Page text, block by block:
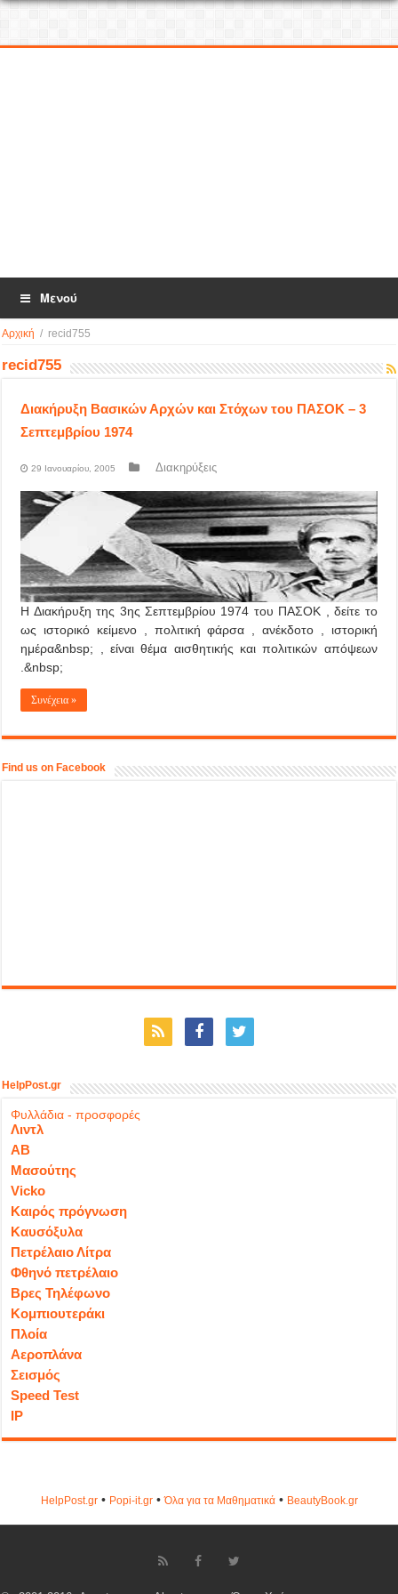
Μενού
Αρχική / recid755
recid755
Διακήρυξη Βασικών Αρχών και Στόχων του ΠΑΣΟΚ – 3
Σεπτεμβρίου 1974
29 Ιανουαρίου, 2005 Διακηρύξεις
Η Διακήρυξη της 3ης Σεπτεμβρίου 1974 του ΠΑΣΟΚ , δείτε το
ως ιστορικό κείμενο , πολιτική φάρσα , ανέκδοτο , ιστορική
ημέρα&nbsp; , είναι θέμα αισθητικής και πολιτικών απόψεων
.&nbsp;
Συνέχεια »
Find us on Facebook
HelpPost.gr
Φυλλάδια - προσφορές
Λιντλ
ΑΒ
Μασούτης
Vicko
Καιρός πρόγνωση
Καυσόξυλα
Πετρέλαιο Λίτρα
Φθηνό πετρέλαιο
Βρες Τηλέφωνο
Κομπιουτεράκι
Πλοία
Αεροπλάνα
Σεισμός
Speed Test
IP
HelpPost.gr• Popi-it.gr•Όλα για τα Μαθηματικά• ΒeautyΒook.gr